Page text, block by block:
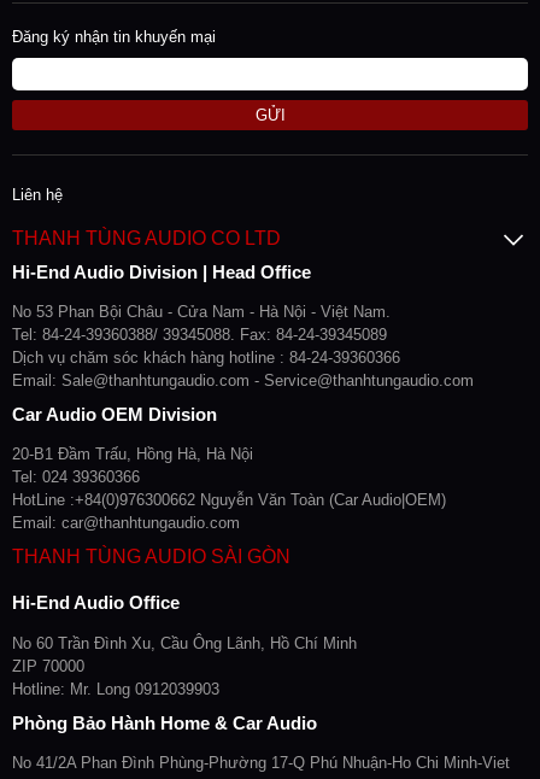
Đăng ký nhận tin khuyến mại
GỬI
Liên hệ
THANH TÙNG AUDIO CO LTD
Hi-End Audio Division | Head Office
No 53 Phan Bội Châu - Cửa Nam - Hà Nội - Việt Nam.
Tel: 84-24-39360388/ 39345088. Fax: 84-24-39345089
Dịch vụ chăm sóc khách hàng hotline : 84-24-39360366
Email: Sale@thanhtungaudio.com - Service@thanhtungaudio.com
Car Audio OEM Division
20-B1 Đầm Trấu, Hồng Hà, Hà Nội
Tel: 024 39360366
HotLine :+84(0)976300662 Nguyễn Văn Toàn (Car Audio|OEM)
Email: car@thanhtungaudio.com
THANH TÙNG AUDIO SÀI GÒN
Hi-End Audio Office
No 60 Trần Đình Xu, Cầu Ông Lãnh, Hồ Chí Minh
ZIP 70000
Hotline: Mr. Long 0912039903
Phòng Bảo Hành Home & Car Audio
No 41/2A Phan Đình Phùng-Phường 17-Q Phú Nhuận-Ho Chi Minh-Viet